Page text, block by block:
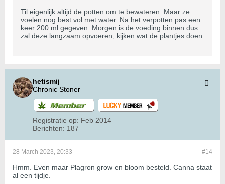
Til eigenlijk altijd de potten om te bewateren. Maar ze
voelen nog best vol met water. Na het verpotten pas een
keer 200 ml gegeven. Morgen is de voeding binnen dus
zal deze langzaam opvoeren, kijken wat de plantjes doen.
hetismij
Chronic Stoner
Registratie op: Feb 2014
Berichten: 187
#14
28 March 2023, 20:33
Hmm. Even maar Plagron grow en bloom besteld. Canna staat
al een tijdje.